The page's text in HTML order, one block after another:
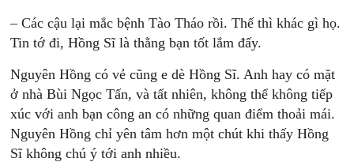
– Các cậu lại mắc bệnh Tào Tháo rồi. Thế thì khác gì họ.
Tin tớ đi, Hồng Sĩ là thằng bạn tốt lắm đấy.
Nguyên Hồng có vẻ cũng e dè Hồng Sĩ. Anh hay có mặt
ở nhà Bùi Ngọc Tấn, và tất nhiên, không thể không tiếp
xúc với anh bạn công an có những quan điểm thoải mái.
Nguyên Hồng chỉ yên tâm hơn một chút khi thấy Hồng
Sĩ không chú ý tới anh nhiều.